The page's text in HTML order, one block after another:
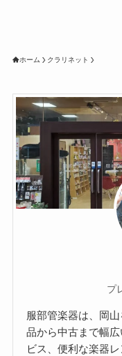
ホーム クラリネット
プ
服部管楽器は、岡
品から中古まで幅
ビス、便利な楽器